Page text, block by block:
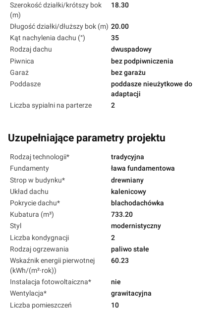
Szerokość działki/krótszy bok
(m)
18.30
Długość działki/dłuższy bok (m) 20.00
Kąt nachylenia dachu (°)
35
Rodzaj dachu
dwuspadowy
Piwnica
bez podpiwniczenia
Garaż
bez garażu
Poddasze
poddasze nieużytkowe do
adaptacji
Liczba sypialni na parterze
2
Uzupełniające parametry projektu
Rodzaj technologii*
tradycyjna
Fundamenty
ława fundamentowa
Strop w budynku*
drewniany
Układ dachu
kalenicowy
Pokrycie dachu*
blachodachówka
Kubatura (m³)
733.20
Styl
modernistyczny
Liczba kondygnacji
2
Rodzaj ogrzewania
paliwo stałe
Wskaźnik energii pierwotnej
(kWh/(m²·rok))
60.23
Instalacja fotowoltaiczna*
nie
Wentylacja*
grawitacyjna
Liczba pomieszczeń
10